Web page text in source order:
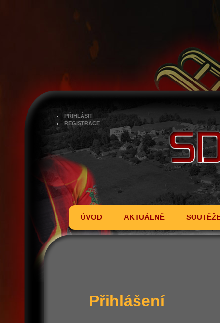
PŘIHLÁSIT
REGISTRACE
ÚVOD AKTUÁLNĚ
Přihlášení